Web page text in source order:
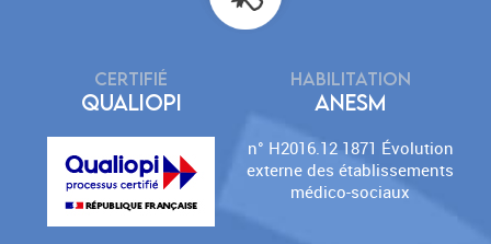
CERTIFIÉ
QUALIOPI
HABILITATION
ANESM
n° H2016.12 1871 Évolution
externe des établissements
médico-sociaux